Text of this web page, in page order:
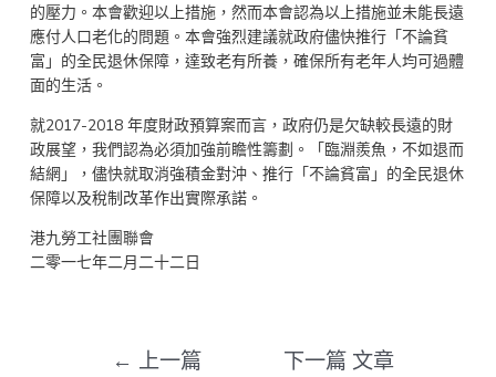
的壓力。本會歡迎以上措施，然而本會認為以上措施並未能長遠
應付人口老化的問題。本會強烈建議就政府儘快推行「不論貧
富」的全民退休保障，達致老有所養，確保所有老年人均可過體
面的生活。
就2017-2018 年度財政預算案而言，政府仍是欠缺較長遠的財
政展望，我們認為必須加強前瞻性籌劃。「臨淵羨魚，不如退而
結網」，儘快就取消強積金對沖、推行「不論貧富」的全民退休
保障以及稅制改革作出實際承諾。
港九勞工社團聯會
二零一七年二月二十二日
← 上一篇
下一篇 文章